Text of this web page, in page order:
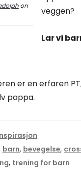
on
veggen?
Lar vi
er en erfaren
pappa.
barn, bevegelse,
, trening for barn